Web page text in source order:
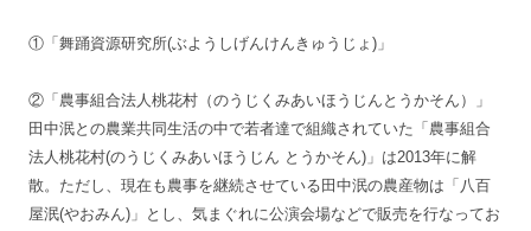
①「舞踊資源研究所(ぶようしげんけんきゅうじょ)」
②「農事組合法人桃花村（のうじくみあいほうじんとうかそん）」
田中泯との農業共同生活の中で若者達で組織されていた「農事組合
法人桃花村(のうじくみあいほうじん とうかそん)」は2013年に解
散。ただし、現在も農事を継続させている田中泯の農産物は「八百
屋泯(やおみん)」とし、気まぐれに公演会場などで販売を行なってお